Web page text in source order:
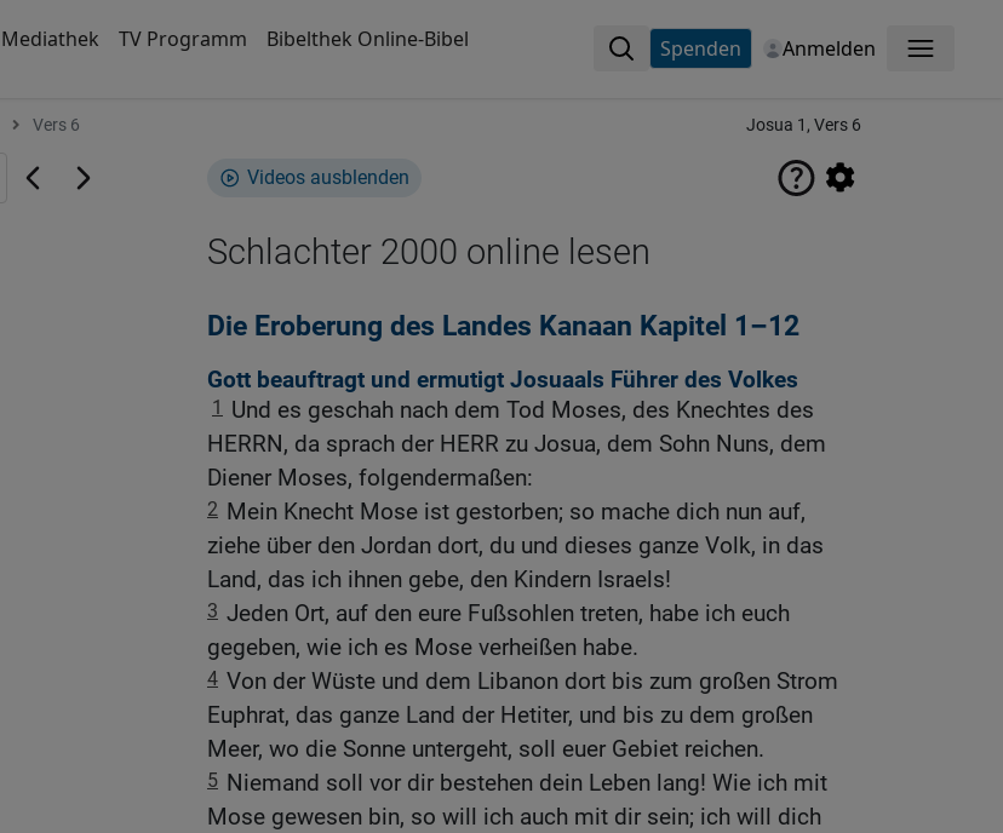
Mediathek TV Programm Bibelthek Online-Bibel Spenden Anmelden Menü
Vers 6 Josua 1, Vers 6
Videos ausblenden
Schlachter 2000 online lesen
Die Eroberung des Landes Kanaan Kapitel 1–12
Gott beauftragt und ermutigt Josuaals Führer des Volkes
1
Und es geschah nach dem Tod Moses, des Knechtes des
HERRN, da sprach der HERR zu Josua, dem Sohn Nuns, dem
Diener Moses, folgendermaßen:
2 Mein Knecht Mose ist gestorben; so mache dich nun auf,
ziehe über den Jordan dort, du und dieses ganze Volk, in das
Land, das ich ihnen gebe, den Kindern Israels!
3 Jeden Ort, auf den eure Fußsohlen treten, habe ich euch
gegeben, wie ich es Mose verheißen habe.
4 Von der Wüste und dem Libanon dort bis zum großen Strom
Euphrat, das ganze Land der Hetiter, und bis zu dem großen
Meer, wo die Sonne untergeht, soll euer Gebiet reichen.
5 Niemand soll vor dir bestehen dein Leben lang! Wie ich mit
Mose gewesen bin, so will ich auch mit dir sein; ich will dich